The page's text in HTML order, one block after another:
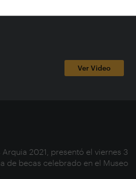
Ver Video
2021, presentó el viernes 3
de becas celebrado en el Museo